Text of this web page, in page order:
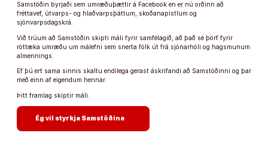
Samstöðin byrjaði sem umræðuþættir á Facebook en er nú orðinn að
fréttavef, útvarps- og hlaðvarpsþáttum, skoðanapistlum og
sjónvarpsdagskrá.
Við trúum að Samstöðin skipti máli fyrir samfélagið, að það sé þörf fyrir
róttæka umræðu um málefni sem snerta fólk út frá sjónarhóli og hagsmunum
almennings.
Ef þú ert sama sinnis skaltu endilega gerast áskrifandi að Samstöðinni og þar
með einn af eigendum hennar.
Þitt framlag skiptir máli.
Ég vil styrkja Samstöðina